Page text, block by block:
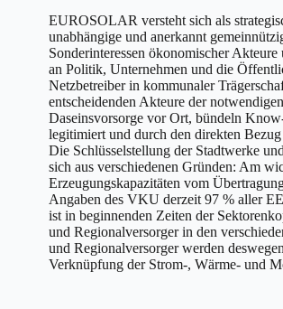
EUROSOLAR versteht sich als
unabhängige und anerkannt
Sonderinteressen ökonomischer
an Politik, Unternehmen und die
Netzbetreiber in kommunaler
entscheidenden Akteure der
Daseinsvorsorge vor Ort, bündeln
legitimiert und durch den direkten
Die Schlüsselstellung der Stadtwerke
sich aus verschiedenen Gründen: Am
Erzeugungskapazitäten vom
Angaben des VKU derzeit 97 % aller
ist in beginnenden Zeiten der
und Regionalversorger in den
und Regionalversorger werden
Verknüpfung der Strom-, Wärme- und